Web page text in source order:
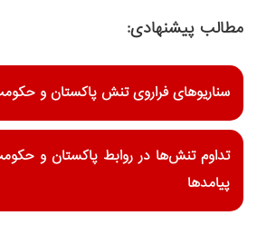
مطالب پیشنهادی:
سناریوهای فراروی تنش پاکستان و
تداوم تنش‌‌ها در روابط پاکستان و
پیامدها